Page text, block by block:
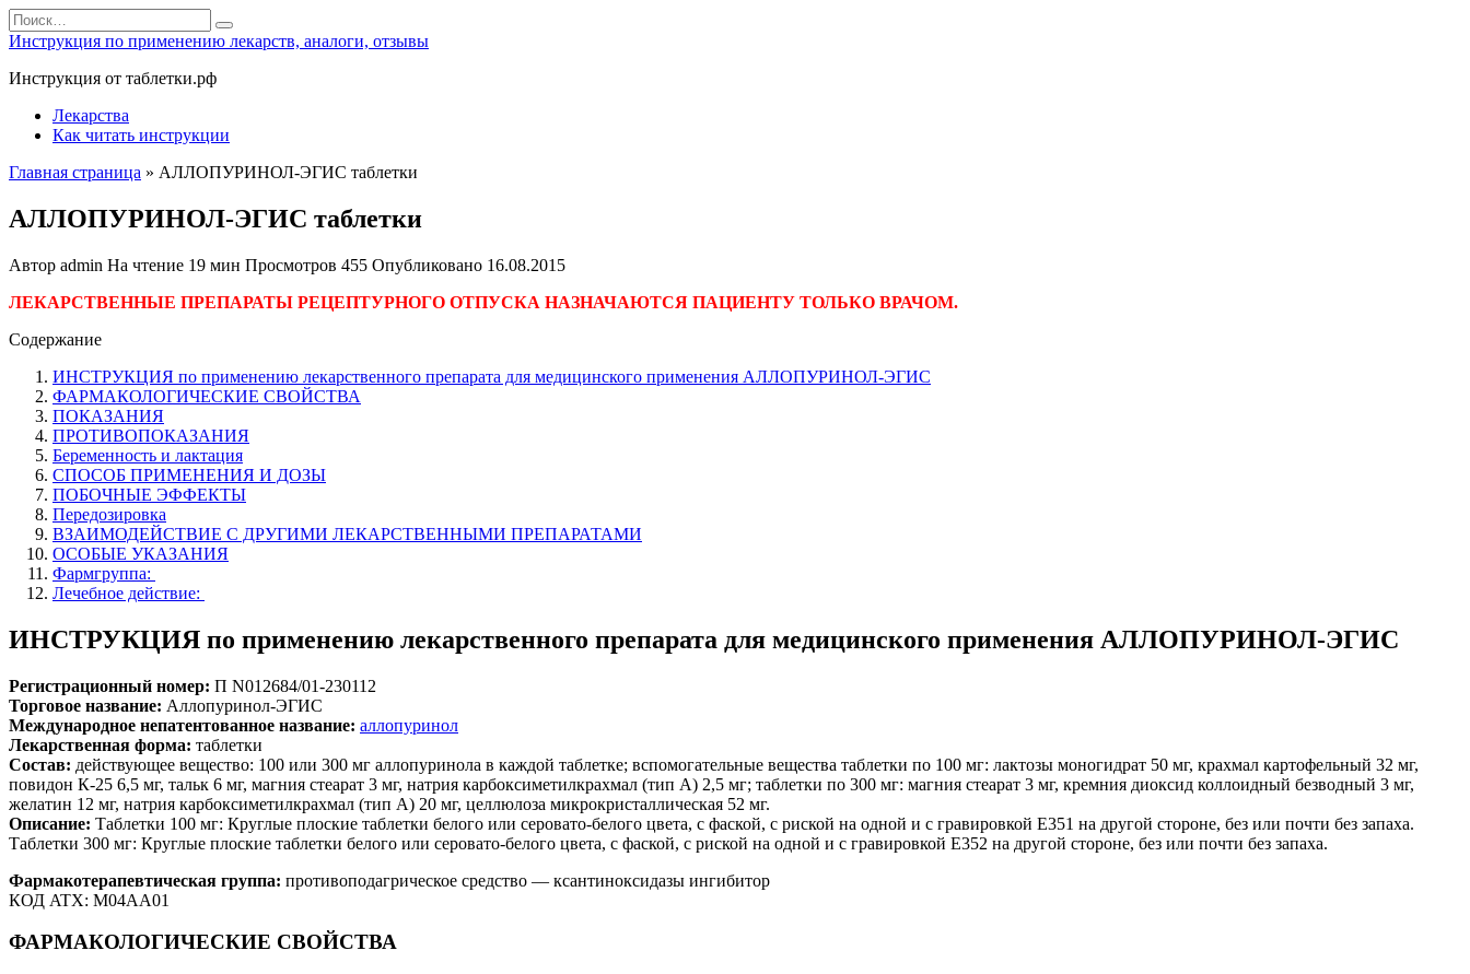
Перейти
к
содержанию
Search
for:
Инструкция по применению лекарств, аналоги, отзывы
Инструкция от таблетки.рф
Лекарства
Как читать инструкции
Главная страница » АЛЛОПУРИНОЛ-ЭГИС таблетки
АЛЛОПУРИНОЛ-ЭГИС таблетки
Автор admin На чтение 19 мин Просмотров 455 Опубликовано 16.08.2015
ЛЕКАРСТВЕННЫЕ ПРЕПАРАТЫ РЕЦЕПТУРНОГО ОТПУСКА НАЗНАЧАЮТСЯ ПАЦИЕНТУ ТОЛЬКО ВРАЧОМ.
Содержание
ИНСТРУКЦИЯ по применению лекарственного препарата для медицинского применения АЛЛОПУРИНОЛ-ЭГИС
ФАРМАКОЛОГИЧЕСКИЕ СВОЙСТВА
ПОКАЗАНИЯ
ПРОТИВОПОКАЗАНИЯ
Беременность и лактация
СПОСОБ ПРИМЕНЕНИЯ И ДОЗЫ
ПОБОЧНЫЕ ЭФФЕКТЫ
Передозировка
ВЗАИМОДЕЙСТВИЕ С ДРУГИМИ ЛЕКАРСТВЕННЫМИ ПРЕПАРАТАМИ
ОСОБЫЕ УКАЗАНИЯ
Фармгруппа:
Лечебное действие:
ИНСТРУКЦИЯ по применению лекарственного препарата для медицинского применения АЛЛОПУРИНОЛ-ЭГИС
Регистрационный номер: П N012684/01-230112
Торговое название: Аллопуринол-ЭГИС
Международное непатентованное название: аллопуринол
Лекарственная форма: таблетки
Состав: действующее вещество: 100 или 300 мг аллопуринола в каждой таблетке; вспомогательные вещества таблетки по 100 мг: лактозы моногидрат 50 мг, крахмал картофельный 32 мг,
повидон К-25 6,5 мг, тальк 6 мг, магния стеарат 3 мг, натрия карбоксиметилкрахмал (тип А) 2,5 мг; таблетки по 300 мг: магния стеарат 3 мг, кремния диоксид коллоидный безводный 3 мг,
желатин 12 мг, натрия карбоксиметилкрахмал (тип А) 20 мг, целлюлоза микрокристаллическая 52 мг.
Описание: Таблетки 100 мг: Круглые плоские таблетки белого или серовато-белого цвета, с фаской, с риской на одной и с гравировкой Е351 на другой стороне, без или почти без запаха.
Таблетки 300 мг: Круглые плоские таблетки белого или серовато-белого цвета, с фаской, с риской на одной и с гравировкой Е352 на другой стороне, без или почти без запаха.
Фармакотерапевтическая группа: противоподагрическое средство — ксантиноксидазы ингибитор
КОД ATX: M04AA01
ФАРМАКОЛОГИЧЕСКИЕ СВОЙСТВА